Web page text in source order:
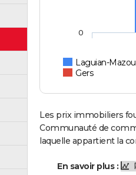
Laguian-
Gers
0
Les prix immobiliers
Communauté de
laquelle appartient la
En savoir plus :